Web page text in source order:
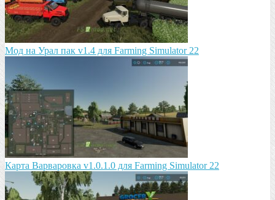
Мод на Урал пак v1.4 для Farming Simulator 22
Карта Варваровка v1.0.1.0 для Farming Simulator 22